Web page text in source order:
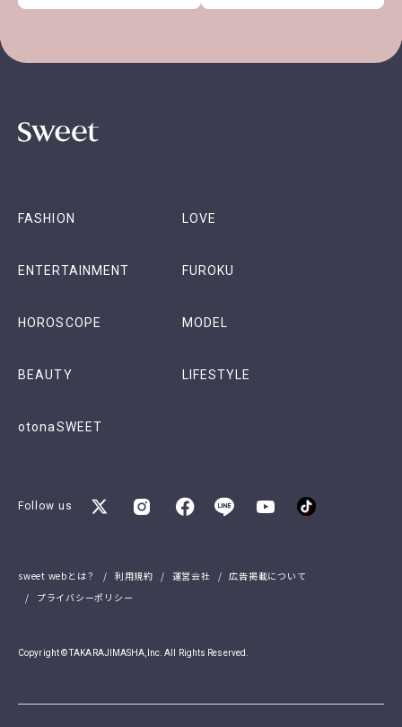
FASHION LOVE
ENTERTAINMENT FUROKU
HOROSCOPE MODEL
BEAUTY LIFESTYLE
otonaSWEET
Follow us
sweet webとは？ 利用規約 運営会社
広告掲載について
プライバシーポリシー
Copyright © TAKARAJIMASHA,Inc. All Rights Reserved.